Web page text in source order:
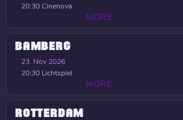
20:30Cinenova
MORE
BAMBERG
23. Nov 2026
20:30 Lichtspiel
MORE
ROTTERDAM